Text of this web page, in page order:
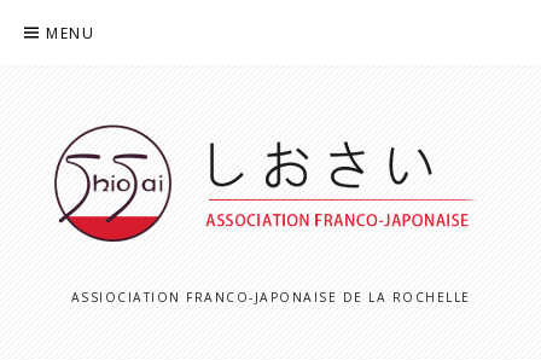
MENU
ASSIOCIATION FRANCO-JAPONAISE DE LA ROCHELLE